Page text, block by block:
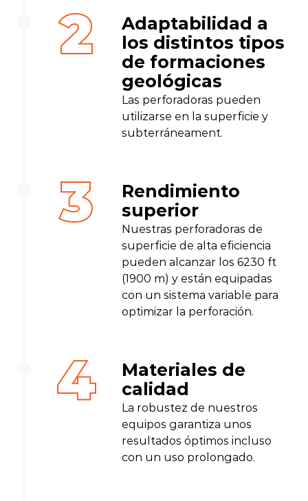
Adaptabilidad a
los distintos tipos
de formaciones
geológicas
Las perforadoras pueden
utilizarse en la superficie y
subterráneament.
2
Rendimiento
superior
Nuestras perforadoras de
superficie de alta eficiencia
pueden alcanzar los 6230 ft
(1900 m) y están equipadas
con un sistema variable para
optimizar la perforación.
3
Materiales de
calidad
La robustez de nuestros
equipos garantiza unos
resultados óptimos incluso
con un uso prolongado.
4